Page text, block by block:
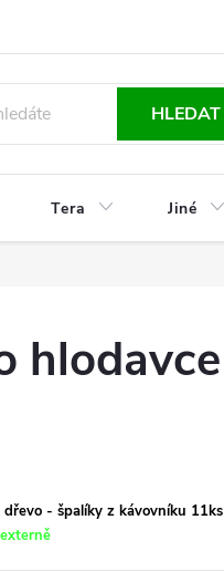
HLEDAT
Tera Jiné
hlodavce
dřevo - špalíky z kávovníku 11ks